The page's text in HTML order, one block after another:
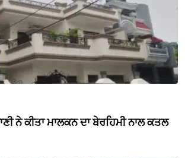
ਨੇ ਕੀਤਾ ਮਾਲਕਨ ਦਾ ਬੇਰਹਿਮੀ ਨਾਲ ਕਤਲ